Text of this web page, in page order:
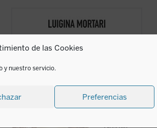
de las Cookies
y nuestro servicio.
Preferencias
Cuando las actividades esenciales del
situaciones difíciles, las que construyen
reconocimiento, la política se marchita,